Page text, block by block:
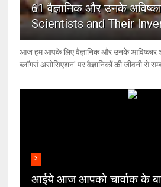
61 वैज्ञानिक और उनके
Scientists and Their
आज हम आपके लिए वैज्ञानिक और उनके
ब्लॉगर्स असोसिएशन' पर वैज्ञा‍निकों की जीवनी से
3
आईये आज आपको चार्वाक के